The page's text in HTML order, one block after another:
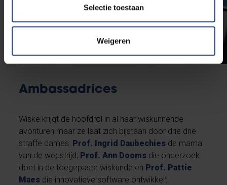
Selectie toestaan
Weigeren
Ambassadrices
Wiske krijgt de hoofdrol in al haar wiskunnende
avonturen maar ze laat zich bijstaan door drie drie
straffe dames: Prof. Ingrid Daubechies de mama
van de wedstrijd; Prof. Ann Dooms die onderzoek
doet in de toegepaste wiskunde en Prof. Pattie
Maes die innovatieve software ontwikkelt.